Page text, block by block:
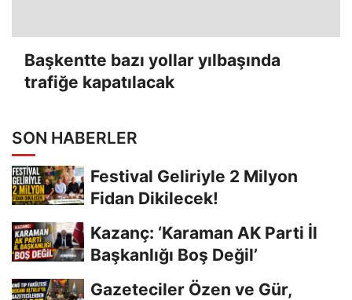
Başkentte bazı yollar yılbaşında
trafiğe kapatılacak
SON HABERLER
Festival Geliriyle 2 Milyon
Fidan Dikilecek!
Kazanç: ‘Karaman AK Parti İl
Başkanlığı Boş Değil’
Gazeteciler Özen ve Gür,